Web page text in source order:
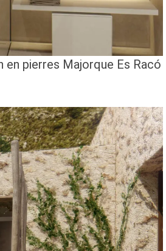
en pierres Majorque Es Racó